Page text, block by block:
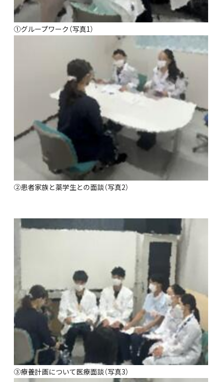
①グループワーク（写真1）
②患者家族と薬学生との面談（写真2）
③療養計画について医療面談（写真3）